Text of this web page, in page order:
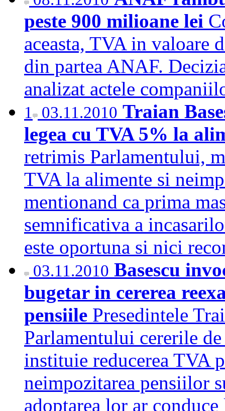
peste 900 milioane lei
aceasta, TVA in valoare
din partea ANAF.
analizat actele
1 03.11.2010 Traian
legea cu TVA 5% la
retrimis Parlamentului,
TVA la alimente si
mentionand ca prima
semnificativa a
este oportuna si nici
03.11.2010 Basescu
bugetar in cererea
pensiile Presedintele
Parlamentului cererile
instituie reducerea TVA
neimpozitarea pensiilor
adoptarea lor ar